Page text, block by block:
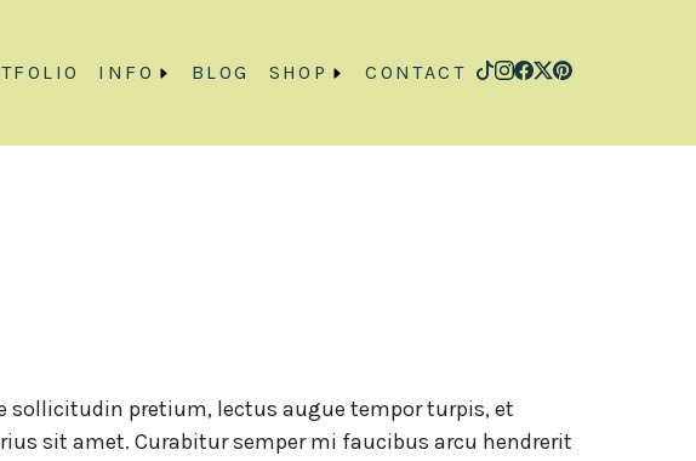
INFO BLOG SHOP CONTACT
sollicitudin pretium, lectus augue tempor turpis, et
sit amet. Curabitur semper mi faucibus arcu hendrerit